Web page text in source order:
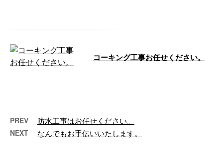
コーキング工事お任せください。
PREV 防水工事はお任せください。
NEXT なんでもお手伝いいたします。